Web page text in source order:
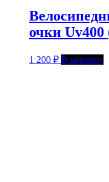
очки Uv400
1 200 ₽ В корзину